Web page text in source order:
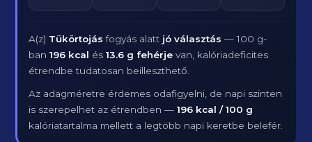
A(z) Tükörtojás fogyás alatt jó választás — 100 g-
ban196 kcal és13.6 g fehérje van, kalóriadeficites
étrendbe tudatosan beilleszthető.
Az adagméretre érdemes odafigyelni, de napi szinten
is szerepelhet az étrendben —196 kcal / 100 g
kalóriatartalma mellett a legtöbb napi keretbe belefér.